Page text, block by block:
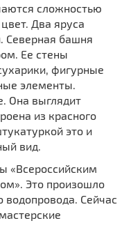
сложностью
Два яруса
Северная башня
Ее стены
фигурные
элементы.
Она выглядит
из красного
это и
вид.
«Всероссийским
Это произошло
водопровода. Сейчас